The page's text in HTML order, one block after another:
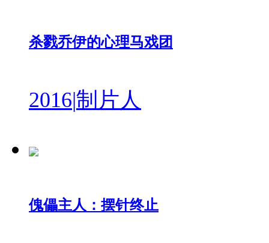
杀戮乔伊的心理马戏团
2016|制片人
傀儡主人：摆针终止